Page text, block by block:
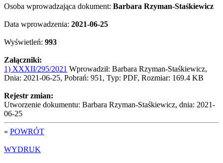
Osoba wprowadzająca dokument: Barbara Rzyman-Staśkiewicz
Data wprowadzenia: 2021-06-25
Wyświetleń: 993
Załączniki:
1) XXXII/295/2021 Wprowadził: Barbara Rzyman-Staśkiewicz,
Dnia: 2021-06-25, Pobrań: 951, Typ: PDF, Rozmiar: 169.4 KB
Rejestr zmian:
Utworzenie dokumentu: Barbara Rzyman-Staśkiewicz, dnia: 2021-
06-25
« POWRÓT
WYDRUK